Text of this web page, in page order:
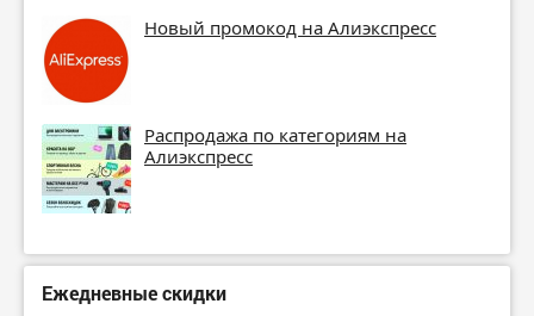
Новый промокод на Алиэкспресс
Распродажа по категориям на
Алиэкспресс
Ежедневные скидки